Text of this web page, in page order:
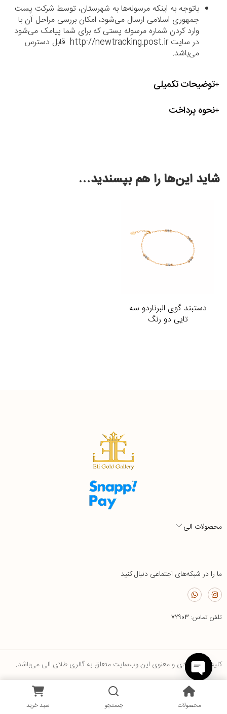
باتوجه به اینکه مرسوله‌ها به شهرستان، توسط شرکت پست
جمهوری اسلامی ارسال می‌شود، امکان بررسی مراحل آن با
وارد کردن شماره مرسوله پستی که برای شما پیامک می‌شود
در سایت http://newtracking.post.ir قابل دسترس
می‌باشد.
توضیحات تکمیلی
نحوه پرداخت
شاید این‌ها را هم بپسندید…
دستبند گوی البرناردو سه
تایی دو رنگ
محصولات الی
ما را در شبکه‌های اجتماعی دنبال کنید
تلفن تماس: ۷۲۹۰۳
کلیه حقوق مادی و معنوی این وب‌سایت متعلق به گالری طلای الی می‌باشد.
محصولات جستجو سبد خرید محصولات جستجو
0
لیست علاقه‌مندی‌ها
Open
chaty